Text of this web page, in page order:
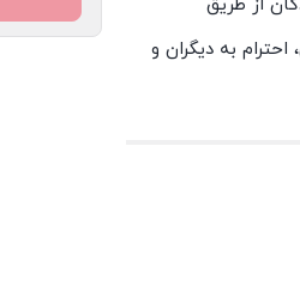
به دیگران و